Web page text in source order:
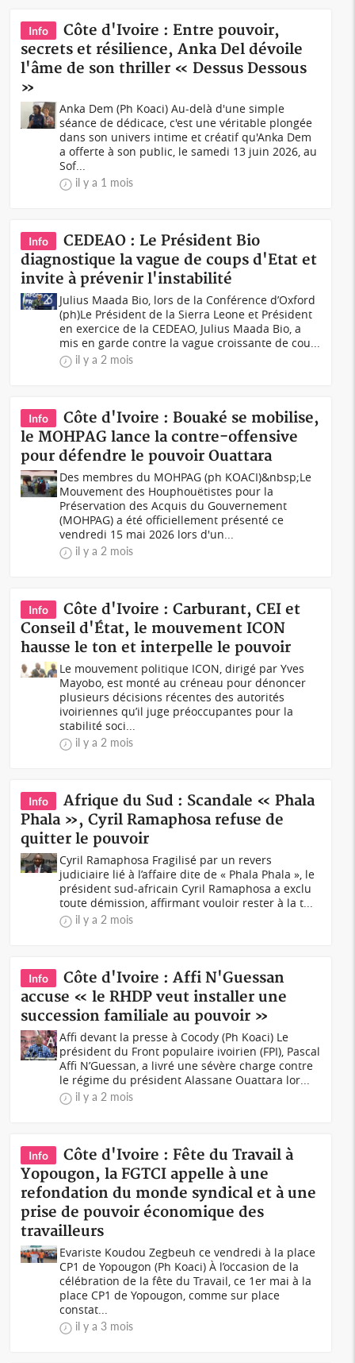
Info
Côte d'Ivoire : Entre pouvoir,
secrets et résilience, Anka Del dévoile
l'âme de son thriller « Dessus Dessous
»
Anka Dem (Ph Koaci) Au-delà d'une simple
séance de dédicace, c'est une véritable plongée
dans son univers intime et créatif qu'Anka Dem
a offerte à son public, le samedi 13 juin 2026, au
Sof...
il y a 1 mois
Info
CEDEAO : Le Président Bio
diagnostique la vague de coups d'Etat et
invite à prévenir l'instabilité
Julius Maada Bio, lors de la Conférence d’Oxford
(ph)Le Président de la Sierra Leone et Président
en exercice de la CEDEAO, Julius Maada Bio, a
mis en garde contre la vague croissante de cou...
il y a 2 mois
Info
Côte d'Ivoire : Bouaké se mobilise,
le MOHPAG lance la contre-offensive
pour défendre le pouvoir Ouattara
Des membres du MOHPAG (ph KOACI)&nbsp;Le
Mouvement des Houphouëtistes pour la
Préservation des Acquis du Gouvernement
(MOHPAG) a été officiellement présenté ce
vendredi 15 mai 2026 lors d'un...
il y a 2 mois
Info
Côte d'Ivoire : Carburant, CEI et
Conseil d'État, le mouvement ICON
hausse le ton et interpelle le pouvoir
Le mouvement politique ICON, dirigé par Yves
Mayobo, est monté au créneau pour dénoncer
plusieurs décisions récentes des autorités
ivoiriennes qu’il juge préoccupantes pour la
stabilité soci...
il y a 2 mois
Info
Afrique du Sud : Scandale « Phala
Phala », Cyril Ramaphosa refuse de
quitter le pouvoir
Cyril Ramaphosa Fragilisé par un revers
judiciaire lié à l’affaire dite de « Phala Phala », le
président sud-africain Cyril Ramaphosa a exclu
toute démission, affirmant vouloir rester à la t...
il y a 2 mois
Info
Côte d'Ivoire : Affi N'Guessan
accuse « le RHDP veut installer une
succession familiale au pouvoir »
Affi devant la presse à Cocody (Ph Koaci) Le
président du Front populaire ivoirien (FPI), Pascal
Affi N’Guessan, a livré une sévère charge contre
le régime du président Alassane Ouattara lor...
il y a 2 mois
Info
Côte d'Ivoire : Fête du Travail à
Yopougon, la FGTCI appelle à une
refondation du monde syndical et à une
prise de pouvoir économique des
travailleurs
Evariste Koudou Zegbeuh ce vendredi à la place
CP1 de Yopougon (Ph Koaci) À l’occasion de la
célébration de la fête du Travail, ce 1er mai à la
place CP1 de Yopougon, comme sur place
constat...
il y a 3 mois